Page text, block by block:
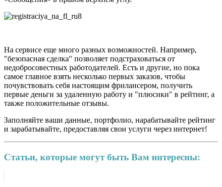
На сервисе еще много разных возможностей. Например,
"безопасная сделка" позволяет подстраховаться от
недобросовестных работодателей. Есть и другие, но пока
самое главное взять несколько первых заказов, чтобы
почувствовать себя настоящим фрилансером, получить
первые деньги за удаленную работу и "плюсики" в рейтинг, а
также положительные отзывы.
Заполняйте ваши данные, портфолио, нарабатывайте рейтинг
и зарабатывайте, предоставляя свои услуги через интернет!
Статьи, которые могут быть Вам интересны: